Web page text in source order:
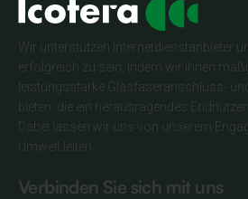
Wir unterstützen Internetdienstanbieter
erfolgreich zu sein, indem wir ihnen
leistungsstarke Glasfaseranschluss-
bieten, die ein herausragendes
Dabei lassen wir uns von unserem
Umwelt leiten.
Verbinden Sie sich mit uns